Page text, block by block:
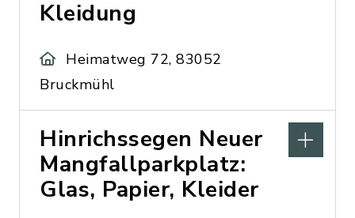
Kleidung
Heimatweg 72, 83052
Bruckmühl
Hinrichssegen Neuer
Mangfallparkplatz:
Glas, Papier, Kleider